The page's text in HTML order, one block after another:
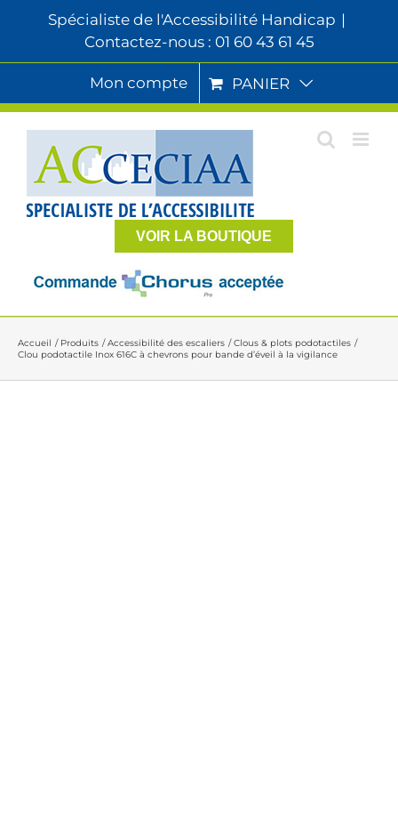
Spécialiste de l'Accessibilité Handicap |
Contactez-nous : 01 60 43 61 45
Mon compte PANIER
VOIR LA BOUTIQUE
Accueil Produits Accessibilité des escaliers
Clous & plots podotactiles
Clou podotactile Inox 616C à chevrons pour bande d’éveil à la vigilance